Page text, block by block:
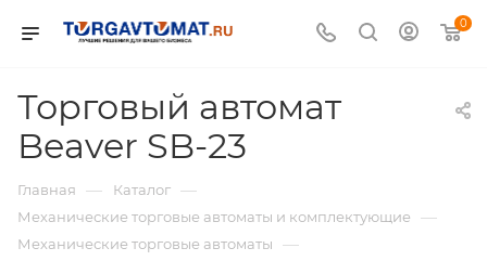
0
Торговый автомат
Beaver SB-23
Главная — Каталог —
Механические торговые автоматы и комплектующие —
Механические торговые автоматы —